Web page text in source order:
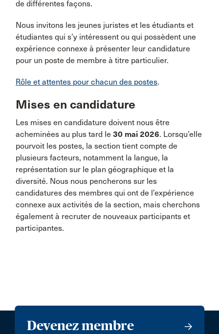
de différentes façons.
Nous invitons les jeunes juristes et les étudiants et
étudiantes qui s’y intéressent ou qui possèdent une
expérience connexe à présenter leur candidature
pour un poste de membre à titre particulier.
Rôle et attentes pour chacun des postes.
Mises en candidature
Les mises en candidature doivent nous être
acheminées au plus tard le 30 mai 2026. Lorsqu’elle
pourvoit les postes, la section tient compte de
plusieurs facteurs, notamment la langue, la
représentation sur le plan géographique et la
diversité. Nous nous pencherons sur les
candidatures des membres qui ont de l’expérience
connexe aux activités de la section, mais cherchons
également à recruter de nouveaux participants et
participantes.
Devenez membre